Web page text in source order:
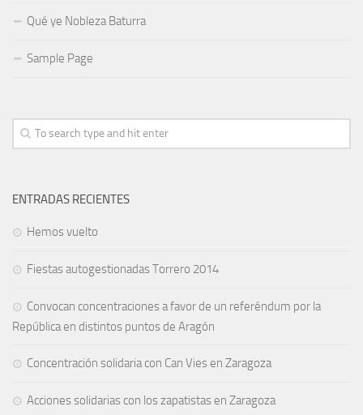
Qué ye Nobleza Baturra
Sample Page
ENTRADAS RECIENTES
Hemos vuelto
Fiestas autogestionadas Torrero 2014
Convocan concentraciones a favor de un referéndum por la
República en distintos puntos de Aragón
Concentración solidaria con Can Vies en Zaragoza
Acciones solidarias con los zapatistas en Zaragoza